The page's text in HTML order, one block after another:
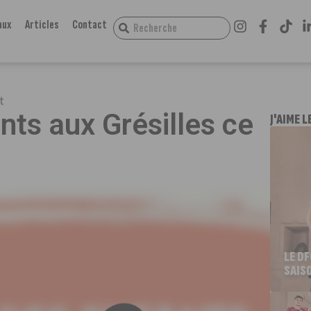
Articles Contact
aux Grésilles ce J'AIME
LE